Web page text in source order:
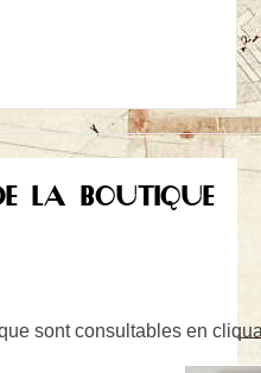
LA BOUTIQUE
sont consultables en